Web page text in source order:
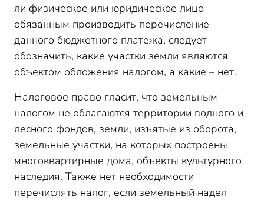
ли физическое или юридическое лицо
обязанным производить перечисление
данного бюджетного платежа, следует
обозначить, какие участки земли являются
объектом обложения налогом, а какие – нет.
Налоговое право гласит, что земельным
налогом не облагаются территории водного и
лесного фондов, земли, изъятые из оборота,
земельные участки, на которых построены
многоквартирные дома, объекты культурного
наследия. Также нет необходимости
перечислять налог, если земельный надел